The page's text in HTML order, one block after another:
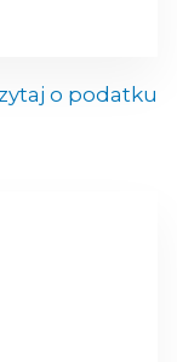
o podatku